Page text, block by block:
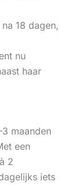
18 dagen,
nu
haar
maanden
een
2
iets